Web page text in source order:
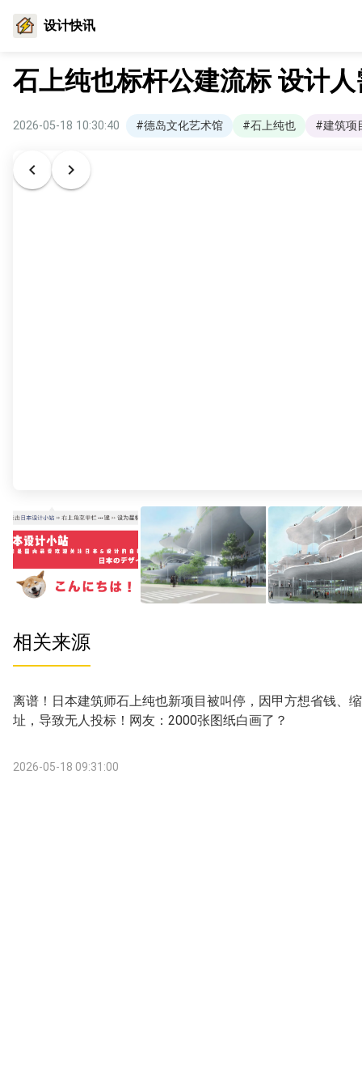
设计快讯
石上纯也标杆公建流标 设计
2026-05-18 10:30:40 #德岛文化艺术馆 #石上纯也 #建筑项
相关来源
离谱！日本建筑师石上纯也新项目被叫停，因甲方想省钱、
址，导致无人投标！网友：2000张图纸白画了？
2026-05-18 09:31:00